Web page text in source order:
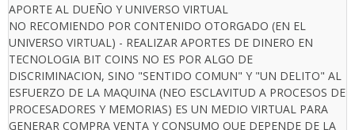
APORTE AL DUEÑO Y UNIVERSO VIRTUAL
NO RECOMIENDO POR CONTENIDO OTORGADO (EN EL
UNIVERSO VIRTUAL) - REALIZAR APORTES DE DINERO EN
TECNOLOGIA BIT COINS NO ES POR ALGO DE
DISCRIMINACION, SINO "SENTIDO COMUN" Y "UN DELITO" AL
ESFUERZO DE LA MAQUINA (NEO ESCLAVITUD A PROCESOS DE
PROCESADORES Y MEMORIAS) ES UN MEDIO VIRTUAL PARA
GENERAR COMPRA VENTA Y CONSUMO QUE DEPENDE DE LA